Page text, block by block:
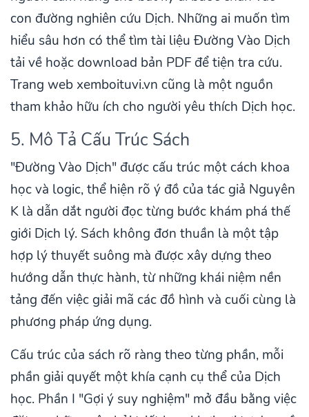
con đường nghiên cứu Dịch. Những ai muốn tìm
hiểu sâu hơn có thể tìm tài liệu Đường Vào Dịch
tải về hoặc download bản PDF để tiện tra cứu.
Trang web xemboituvi.vn cũng là một nguồn
tham khảo hữu ích cho người yêu thích Dịch học.
5. Mô Tả Cấu Trúc Sách
"Đường Vào Dịch" được cấu trúc một cách khoa
học và logic, thể hiện rõ ý đồ của tác giả Nguyên
K là dẫn dắt người đọc từng bước khám phá thế
giới Dịch lý. Sách không đơn thuần là một tập
hợp lý thuyết suông mà được xây dựng theo
hướng dẫn thực hành, từ những khái niệm nền
tảng đến việc giải mã các đồ hình và cuối cùng là
phương pháp ứng dụng.
Cấu trúc của sách rõ ràng theo từng phần, mỗi
phần giải quyết một khía cạnh cụ thể của Dịch
học. Phần I "Gợi ý suy nghiệm" mở đầu bằng việc